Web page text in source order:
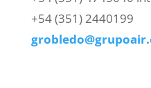
+54 (351) 2440199